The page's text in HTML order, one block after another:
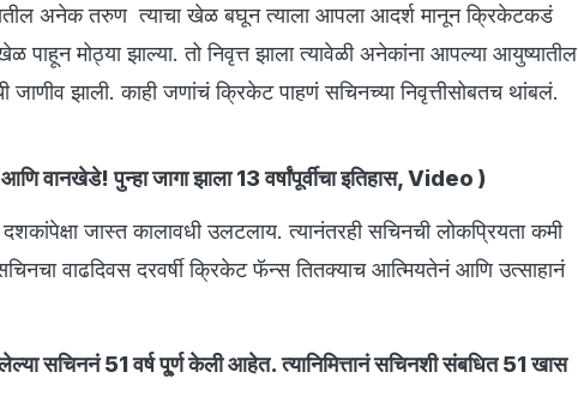
अनेक तरुण त्याचा खेळ बघून त्याला आपला आदर्श मानून क्रिकेटकडं
पाहून मोठ्या झाल्या. तो निवृत्त झाला त्यावेळी अनेकांना आपल्या आयुष्यातील
झाली. काही जणांचं क्रिकेट पाहणं सचिनच्या निवृत्तीसोबतच थांबलं.
आणि वानखेडे! पुन्हा जागा झाला 13 वर्षांपूर्वीचा इतिहास, Video )
जास्त कालावधी उलटलाय. त्यानंतरही सचिनची लोकप्रियता कमी
वाढदिवस दरवर्षी क्रिकेट फॅन्स तितक्याच आत्मियतेनं आणि उत्साहानं
सचिननं 51 वर्ष पू्र्ण केली आहेत. त्यानिमित्तानं सचिनशी संबधित 51 खास